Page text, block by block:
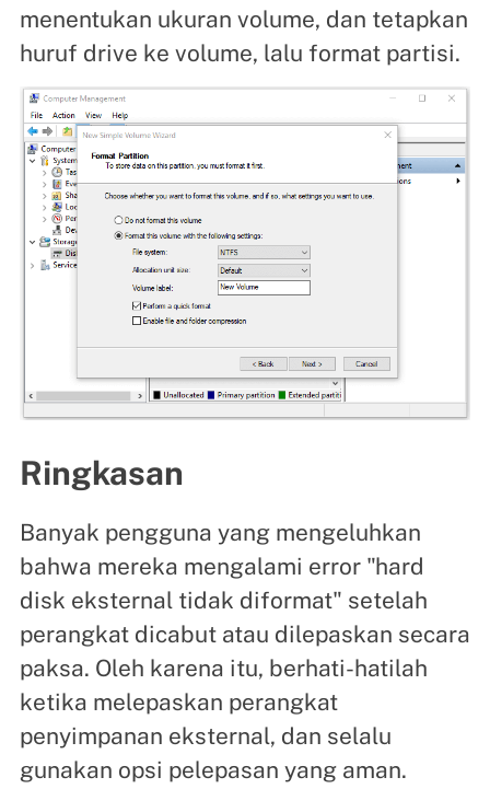
menentukan ukuran volume, dan tetapkan
huruf drive ke volume, lalu format partisi.
Ringkasan
Banyak pengguna yang mengeluhkan
bahwa mereka mengalami error "hard
disk eksternal tidak diformat" setelah
perangkat dicabut atau dilepaskan secara
paksa. Oleh karena itu, berhati-hatilah
ketika melepaskan perangkat
penyimpanan eksternal, dan selalu
gunakan opsi pelepasan yang aman.